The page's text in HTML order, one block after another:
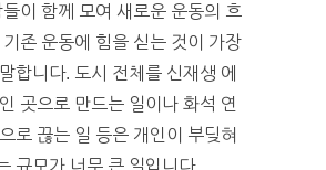
이 함께 모여 새로운 운동의 흐
존 운동에 힘을 싣는 것이 가장
합니다. 도시 전체를 신재생 에
곳으로 만드는 일이나 화석 연
로 끊는 일 등은 개인이 부딪혀
규모가 너무 큰 일입니다.